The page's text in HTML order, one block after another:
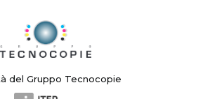
del Gruppo Tecnocopie